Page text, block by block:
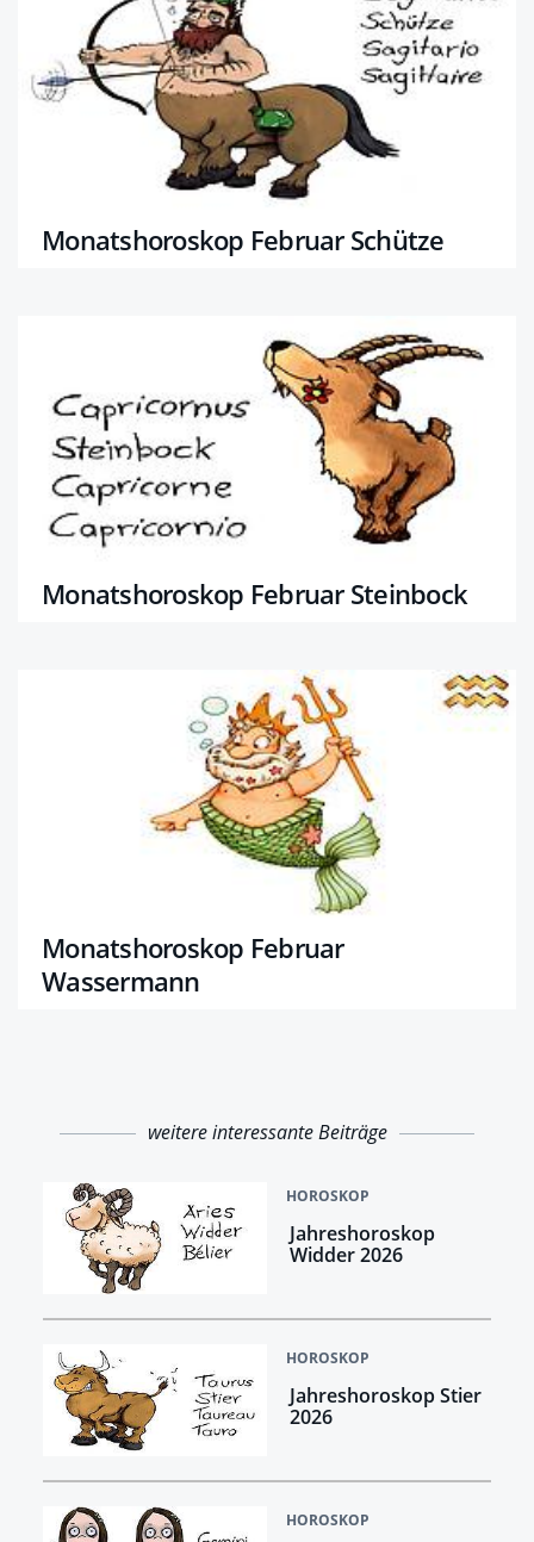
Monatshoroskop Februar Schütze
Monatshoroskop Februar Steinbock
Monatshoroskop Februar
Wassermann
weitere interessante Beiträge
HOROSKOP
Jahreshoroskop
Widder 2026
HOROSKOP
Jahreshoroskop Stier
2026
HOROSKOP